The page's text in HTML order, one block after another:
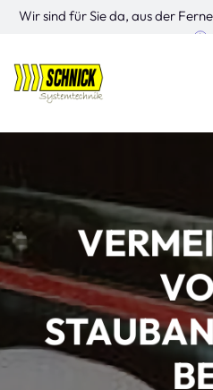
Wir sind für Sie da, aus der